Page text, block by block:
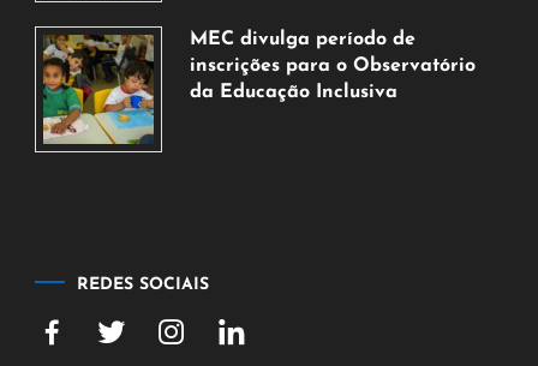
de
agosto
de
MEC divulga período de
inscrições para o Observatório
da Educação Inclusiva
REDES SOCIAIS